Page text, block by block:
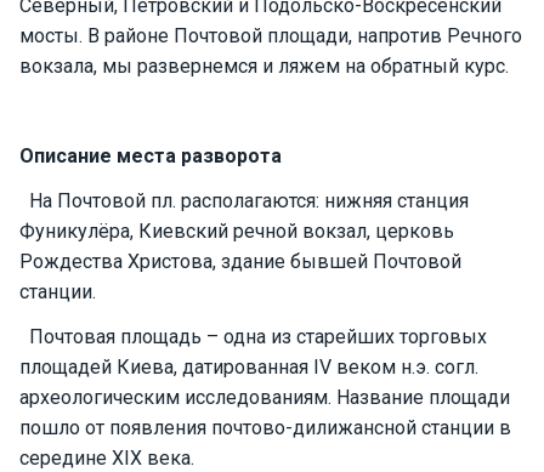
Северный, Петровский и Подольско-Воскресенский
мосты. В районе Почтовой площади, напротив Речного
вокзала, мы развернемся и ляжем на обратный курс.
Описание места разворота
На Почтовой пл. располагаются: нижняя станция
Фуникулёра, Киевский речной вокзал, церковь
Рождества Христова, здание бывшей Почтовой
станции.
Почтовая площадь – одна из старейших торговых
площадей Киева, датированная IV веком н.э. согл.
археологическим исследованиям. Название площади
пошло от появления почтово-дилижансной станции в
середине XIX века.
О нас
отдыха
Подаро
чные
сертиф
икаты
Развле
чения
Речные